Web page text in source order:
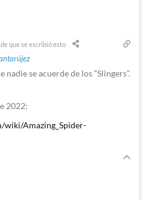
que se escribió esto
nadie se acuerde de los “Slingers”.
2022:
wiki/Amazing_Spider-